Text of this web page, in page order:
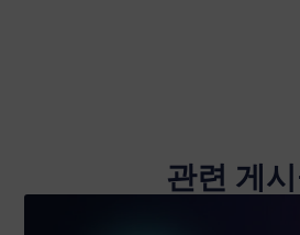
관련 게